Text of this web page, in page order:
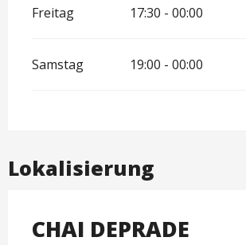
Freitag 17:30 - 00:00
Samstag 19:00 - 00:00
Lokalisierung
CHAI DEPRADE